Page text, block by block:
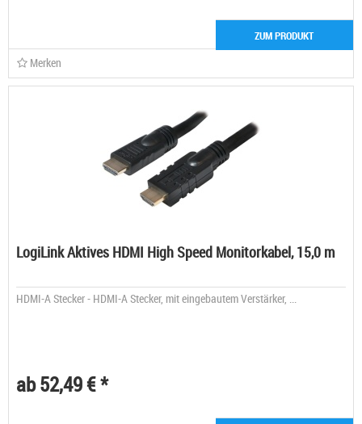
ZUM PRODUKT
Merken
LogiLink Aktives HDMI High Speed Monitorkabel, 15,0 m
HDMI-A Stecker - HDMI-A Stecker, mit eingebautem Verstärker, ...
ab 52,49 € *